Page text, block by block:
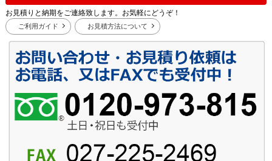
お見積りと納期をご連絡致します。お気軽にどうぞ！
ご利用ガイド お見積方法について